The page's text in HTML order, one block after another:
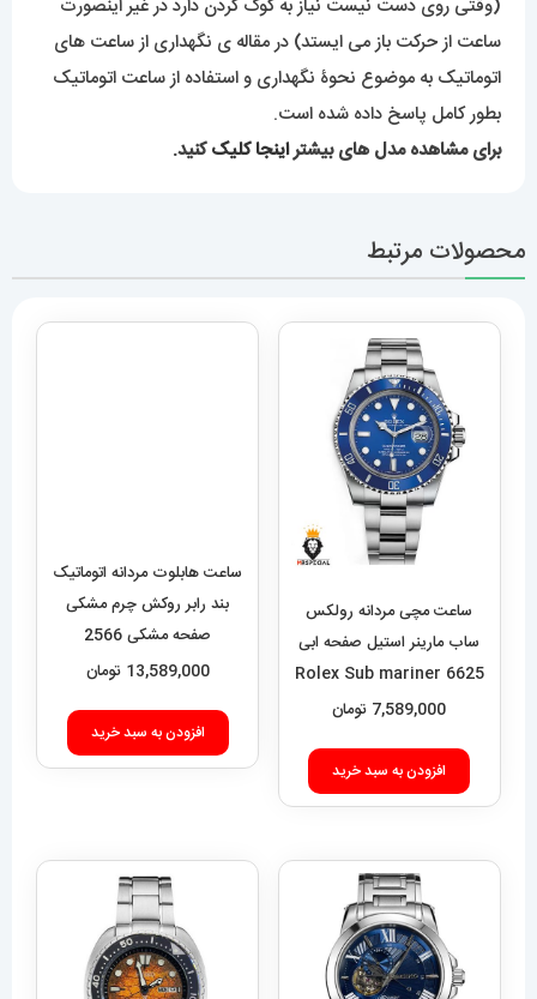
(وقتی روی دست نیست نیاز به کوک کردن دارد در غیر اینصورت
ساعت از حرکت باز می ایستد) در مقاله ی نگهداری از ساعت های
اتوماتیک به موضوع نحوۀ نگهداری و استفاده از ساعت اتوماتیک
بطور کامل پاسخ داده شده است.
برای مشاهده مدل های بیشتراینجا کلیککنید.
محصولات مرتبط
ساعت مچی مردانه رولکس
ساب مارینر استیل صفحه ابی
6625 Rolex Sub mariner
7,589,000 تومان
افزودن به سبد خرید
ساعت هابلوت مردانه اتوماتیک
بند رابر روکش چرم مشکی
صفحه مشکی 2566
HUBLOT BIG BANG
13,589,000 تومان
افزودن به سبد خرید